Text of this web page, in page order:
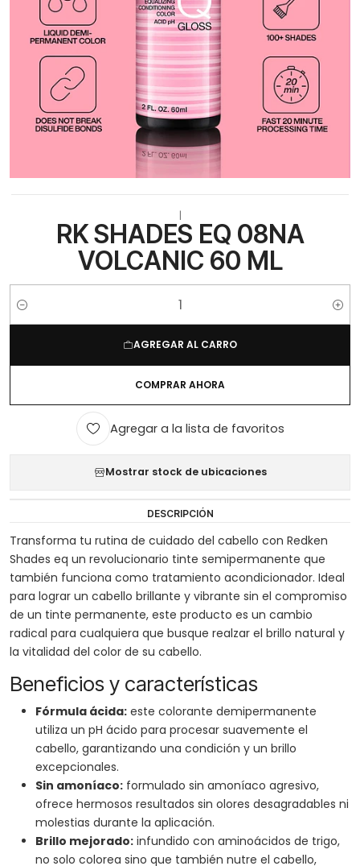
RK SHADES EQ 08NA
VOLCANIC 60 ML
Cantidad
AGREGAR AL CARRO
COMPRAR AHORA
Agregar a la lista de favoritos
Mostrar stock de ubicaciones
DESCRIPCIÓN
Transforma tu rutina de cuidado del cabello con Redken
Shades eq un revolucionario tinte semipermanente que
también funciona como tratamiento acondicionador. Ideal
para lograr un cabello brillante y vibrante sin el compromiso
de un tinte permanente, este producto es un cambio
radical para cualquiera que busque realzar el brillo natural y
la vitalidad del color de su cabello.
Beneficios y características
Fórmula ácida:este colorante demipermanente
utiliza un pH ácido para procesar suavemente el
cabello, garantizando una condición y un brillo
excepcionales.
Sin amoníaco:formulado sin amoníaco agresivo,
ofrece hermosos resultados sin olores desagradables ni
molestias durante la aplicación.
Brillo mejorado:infundido con aminoácidos de trigo,
no solo colorea sino que también nutre el cabello,